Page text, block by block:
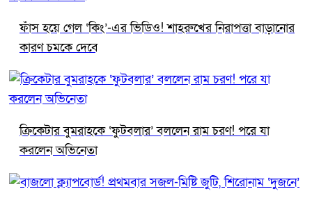
ফাঁস হয়ে গেল ‘কিং’-এর ভিডিও! শাহরুখের নিরাপত্তা বাড়ানোর
কারণ চমকে দেবে
ক্রিকেটার বুমরাহকে ‘ফুটবলার’ বললেন রাম চরণ! পরে যা
করলেন অভিনেতা